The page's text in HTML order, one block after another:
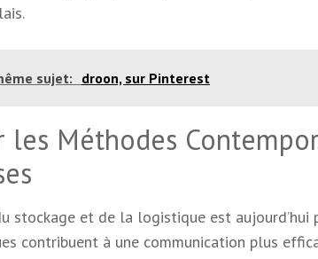
sujet: droon, sur Pinterest
les Méthodes
stockage et de la logistique est
contribuent à une communication plus